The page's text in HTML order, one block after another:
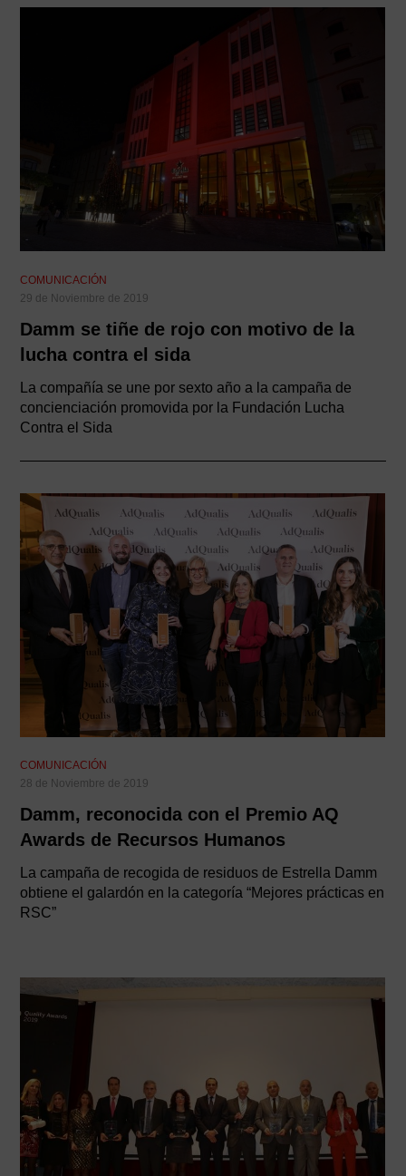
COMUNICACIÓN
29 de Noviembre de 2019
Damm se tiñe de rojo con motivo de la
lucha contra el sida
La compañía se une por sexto año a la campaña de
concienciación promovida por la Fundación Lucha
Contra el Sida
COMUNICACIÓN
28 de Noviembre de 2019
Damm, reconocida con el Premio AQ
Awards de Recursos Humanos
La campaña de recogida de residuos de Estrella Damm
obtiene el galardón en la categoría “Mejores prácticas en
RSC”